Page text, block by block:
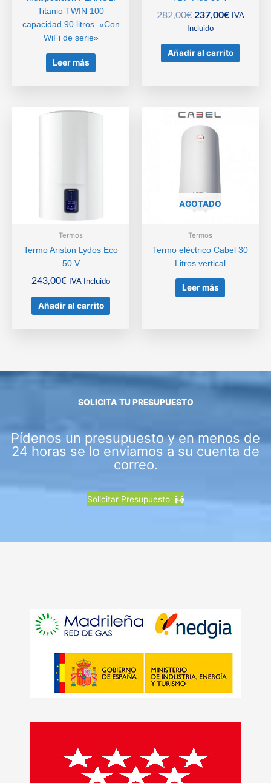
Titanio TWIN 100
capacidad 90 litros. «Con
WiFi de serie»
Leer más
282,00€ El
precio
era:
282,00€.
237,00€El
es:
237,00€.
IVA
Incluido
Añadir al carrito
Termos
Termo Ariston Lydos Eco
50 V
243,00€ IVA Incluido
Añadir al carrito
AGOTADO
Termos
Termo eléctrico Cabel 30
Litros vertical
Leer más
SOLICITA TU PRESUPUESTO
Pídenos un presupuesto y en menos de
24 horas se lo enviamos a su cuenta de
correo.
Solicitar Presupuesto